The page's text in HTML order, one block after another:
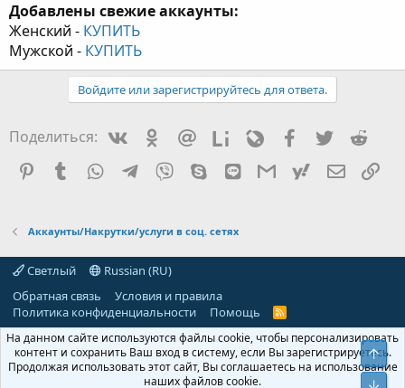
Добавлены свежие аккаунты:
Женский - КУПИТЬ
Мужской - КУПИТЬ
Войдите или зарегистрируйтесь для ответа.
Поделиться: VkontakteOdnoklassniki
Mail.ruLiveinternetLivejournalFacebook
Twitter
Pinterest
Tumblr WhatsAppTelegram
Viber Skype LineGmailyahoomail
Аккаунты/Накрутки/услуги в соц. сетях
Светлый
Russian (RU)
Обратная связь
Условия и правила
Политика конфиденциальности
Помощь
R
S
На данном сайте используются файлы cookie, чтобы персонализировать
контент и сохранить Ваш вход в систему, если Вы зарегистрируетесь.
Продолжая использовать этот сайт, Вы соглашаетесь на использование
наших файлов cookie.